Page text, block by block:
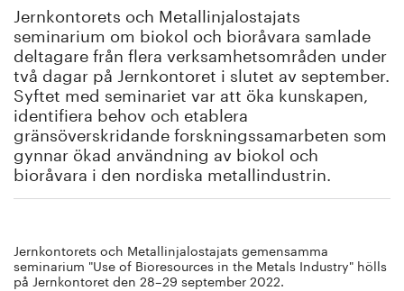
Energi/miljö
Vi tycker
Publicerat
Bildbank
Om oss
Jernkontorets och Metallinjalostajats
seminarium om biokol och bioråvara samlade
deltagare från flera verksamhetsområden under
två dagar på Jernkontoret i slutet av september.
Syftet med seminariet var att öka kunskapen,
identifiera behov och etablera
gränsöverskridande forskningssamarbeten som
gynnar ökad användning av biokol och
bioråvara i den nordiska metallindustrin.
Jernkontorets och Metallinjalostajats gemensamma
seminarium "Use of Bioresources in the Metals Industry" hölls
på Jernkontoret den 28–29 september 2022.